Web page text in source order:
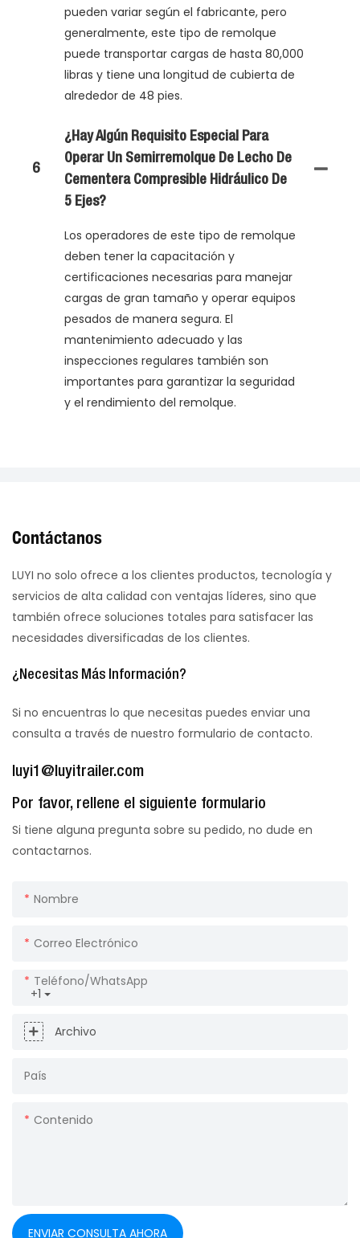
pueden variar según el fabricante, pero
generalmente, este tipo de remolque
puede transportar cargas de hasta 80,000
libras y tiene una longitud de cubierta de
alrededor de 48 pies.
6
¿Hay Algún Requisito Especial Para
Operar Un Semirremolque De Lecho De
Cementera Compresible Hidráulico De
5 Ejes?
Los operadores de este tipo de remolque
deben tener la capacitación y
certificaciones necesarias para manejar
cargas de gran tamaño y operar equipos
pesados ​​de manera segura. El
mantenimiento adecuado y las
inspecciones regulares también son
importantes para garantizar la seguridad
y el rendimiento del remolque.
Contáctanos
LUYI no solo ofrece a los clientes productos, tecnología y
servicios de alta calidad con ventajas líderes, sino que
también ofrece soluciones totales para satisfacer las
necesidades diversificadas de los clientes.
¿Necesitas Más Información?
Si no encuentras lo que necesitas puedes enviar una
consulta a través de nuestro formulario de contacto.
luyi1@luyitrailer.com
Por favor, rellene el siguiente formulario
Si tiene alguna pregunta sobre su pedido, no dude en
contactarnos.
Nombre
Correo Electrónico
+1
Teléfono/WhatsApp
Archivo
País
Contenido
ENVIAR CONSULTA AHORA